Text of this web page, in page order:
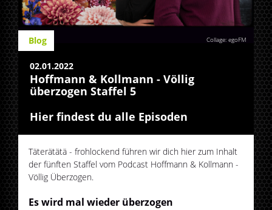
Collage: egoFM
Blog
02.01.2022
Hoffmann & Kollmann - Völlig
überzogen Staffel 5
Hier findest du alle Episoden
Täterätätä - frohlockend führen wir dich hier zum Inhalt
der fünften Staffel vom Podcast Hoffmann & Kollmann -
Völlig Überzogen.
Es wird mal wieder überzogen